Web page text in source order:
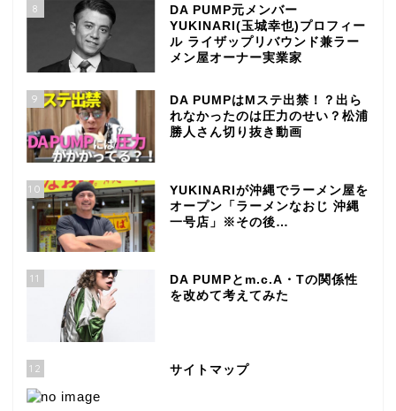
8
DA PUMP元メンバー
YUKINARI(玉城幸也)プロフィー
ル ライザップリバウンド兼ラー
メン屋オーナー実業家
9
DA PUMPはMステ出禁！？出ら
れなかったのは圧力のせい？松浦
勝人さん切り抜き動画
10
YUKINARIが沖縄でラーメン屋を
オープン「ラーメンなおじ 沖縄
一号店」※その後…
11
DA PUMPとm.c.A・Tの関係性
を改めて考えてみた
12 サイトマップ